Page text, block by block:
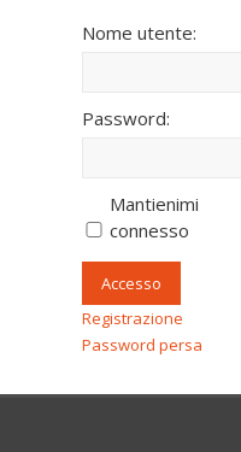
Nome utente:
Password:
Mantienimi
connesso
Accesso
Registrazione
Password persa